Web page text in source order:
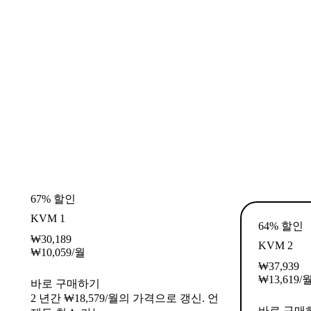
67% 할인
KVM 1
₩30,189
₩10,059/월
바로 구매하기
2 년간 ₩18,579/월의 가격으로 갱신. 언
64% 할인
KVM 2
₩37,939
₩13,619/